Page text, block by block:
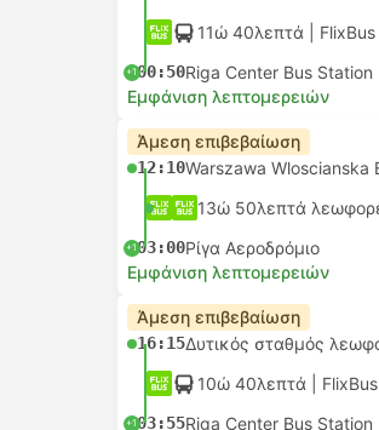
11ώ 40λεπτά | FlixBus
+100:50Riga Center Bus Station
Εμφάνιση λεπτομερειών
Άμεση επιβεβαίωση
12:10
+103:00Ρίγα Αεροδρόμιο
Εμφάνιση λεπτομερειών
Άμεση επιβεβαίωση
16:15
10ώ 40λεπτά | FlixBus
+103:55Riga Center Bus Station